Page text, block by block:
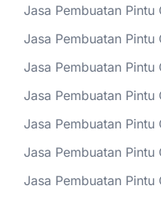
Jasa Pembuatan Pintu
Jasa Pembuatan Pintu
Jasa Pembuatan Pintu
Jasa Pembuatan Pintu
Jasa Pembuatan Pintu
Jasa Pembuatan Pintu
Jasa Pembuatan Pintu